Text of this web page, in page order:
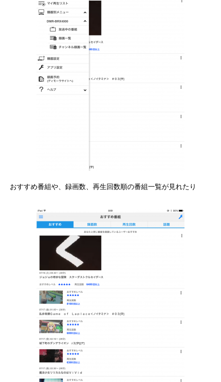
おすすめ番組や、録画数、再生回数順の番組一覧が見れたり